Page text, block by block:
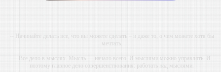
-- Начинайте делать все, что вы можете сделать – и даже то, о чем можете хотя бы
мечтать.
-- Все дело в мыслях. Мысль — начало всего. И мыслями можно управлять. И
поэтому главное дело совершенствования: работать над мыслями.